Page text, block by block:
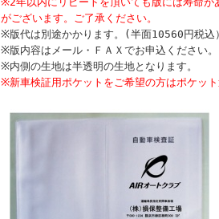
がございます。ご了承ください。
※版代は別途かかります。(半面10560円税込）
※版内容はメール・ＦＡＸでお申込ください。
※内側の生地は半透明の生地となります。
※新車検証用ポケットをご希望の方はポケッ